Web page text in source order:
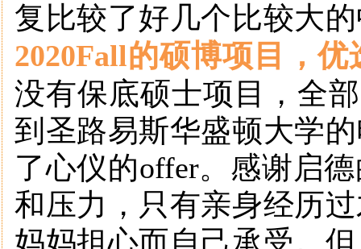
复比较了好几个比较大
2020Fall的硕博项目，优
没有保底硕士项目，全
到圣路易斯华盛顿大学
了心仪的offer。感谢启
和压力，只有亲身经历
妈妈担心而自己承受。